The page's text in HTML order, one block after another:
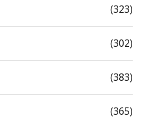
(323)
(302)
(383)
(365)